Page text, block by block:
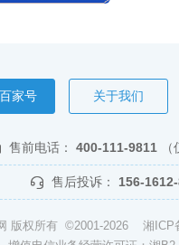
家号 关于我们
售前电话： 400-111-9811
售后投诉： 156-
版权所有 ©2001-2026 湘ICP